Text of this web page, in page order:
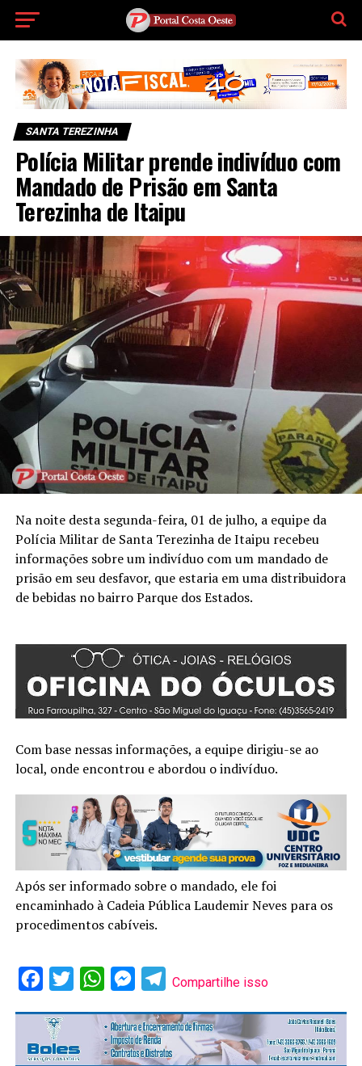
SANTA TEREZINHA
Polícia Militar prende indivíduo com
Mandado de Prisão em Santa
Terezinha de Itaipu
Na noite desta segunda-feira, 01 de julho, a equipe da
Polícia Militar de Santa Terezinha de Itaipu recebeu
informações sobre um indivíduo com um mandado de
prisão em seu desfavor, que estaria em uma distribuidora
de bebidas no bairro Parque dos Estados.
Com base nessas informações, a equipe dirigiu-se ao
local, onde encontrou e abordou o indivíduo.
Após ser informado sobre o mandado, ele foi
encaminhado à Cadeia Pública Laudemir Neves para os
procedimentos cabíveis.
Facebook
Twitter WhatsAppMessenger
Telegram
Compartilhe isso